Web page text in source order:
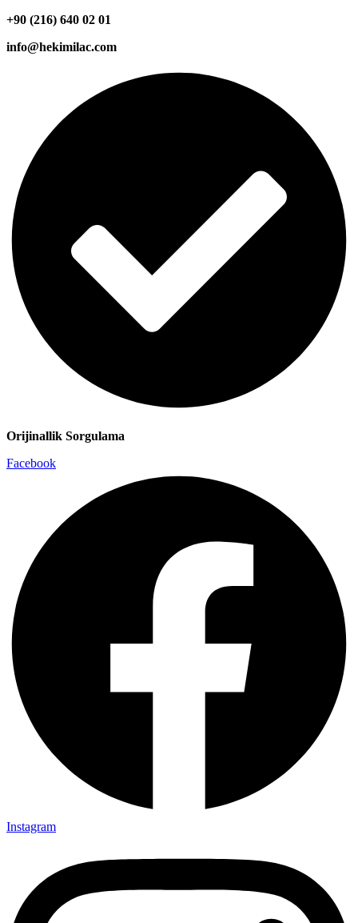
+90 (216) 640 02 01
info@hekimilac.com
Orijinallik Sorgulama
Facebook
Instagram